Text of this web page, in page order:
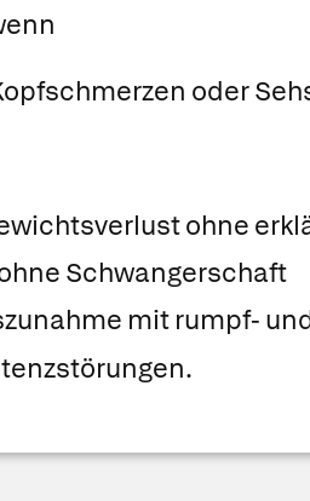
oder
ohne
Schwangerschaft
mit rumpf-